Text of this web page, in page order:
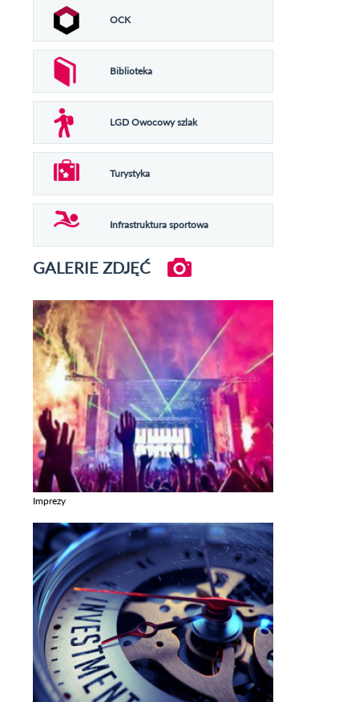
OCK
Biblioteka
LGD Owocowy szlak
Turystyka
Infrastruktura sportowa
GALERIE ZDJĘĆ
Imprezy